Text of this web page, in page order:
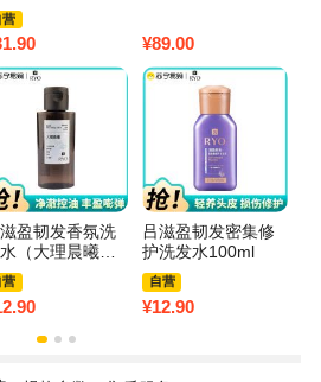
营
¥89.00
盈韧发香氛洗
（大理晨曦）1
营
吕滋盈韧发密集修
护洗发水100ml
自营
¥12.90